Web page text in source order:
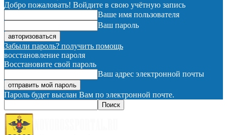
Добро пожаловать! Войдите в свою учётную запись
Ваше имя пользователя
Ваш пароль
Забыли пароль? получить помощь
восстановление пароля
Восстановите свой пароль
Ваш адрес электронной почты
Пароль будет выслан Вам по электронной почте.